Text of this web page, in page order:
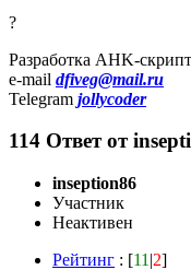
?
Разработка AHK-
e-mail dfiveg@mail.ru
Telegram jollycoder
114 Ответ от
inseption86
Участник
Неактивен
Рейтинг : [11 |2]